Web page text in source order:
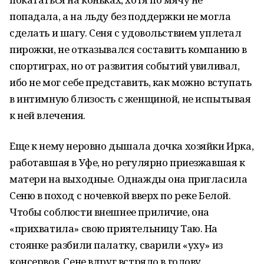
попадала, а на льду без поддержки не могла
сделать и шагу. Сеня с удовольствием уплетал
пирожки, не отказывался составить компанию в
спортиграх, но от развития событий увиливал,
ибо не мог себе представить, как можно вступать
в интимную близость с женщиной, не испытывая
к ней влечения.
Еще к нему неровно дышала дочка хозяйки Ирка,
работавшая в Уфе, но регулярно приезжавшая к
матери на выходные. Однажды она пригласила
Сеню в поход с ночевкой вверх по реке Белой.
Чтобы соблюсти внешнее приличие, она
«прихватила» свою приятельницу Таю. На
стоянке разбили палатку, сварили «уху» из